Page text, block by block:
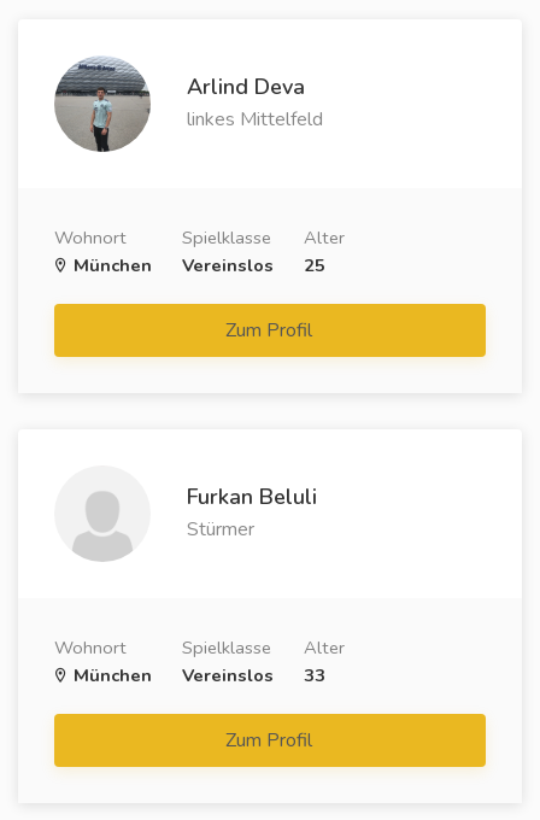
Arlind Deva
linkes Mittelfeld
Wohnort
München
Spielklasse
Vereinslos
Alter
25
Zum Profil
Furkan Beluli
Stürmer
Wohnort
München
Spielklasse
Vereinslos
Alter
33
Zum Profil